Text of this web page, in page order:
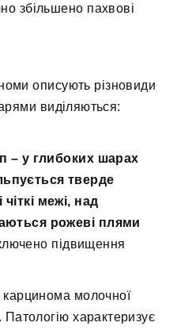
збільшено пахвові
описують різновиди
виділяються:
– у глибоких шарах
тверде
межі, над
рожеві плями
підвищення
карцинома молочної
характеризує